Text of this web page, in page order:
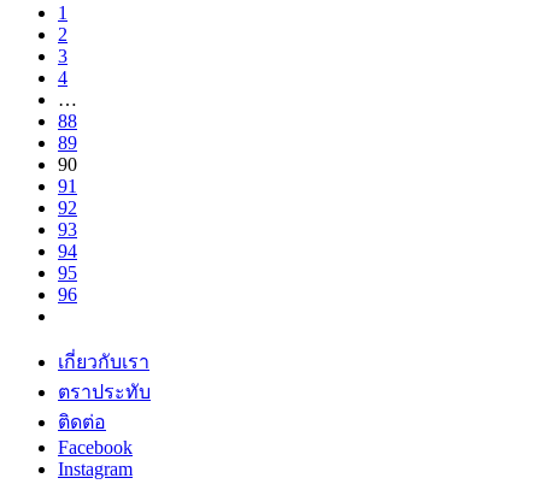
1
2
3
4
…
88
89
90
91
92
93
94
95
96
เกี่ยวกับเรา
ตราประทับ
ติดต่อ
Facebook
Instagram